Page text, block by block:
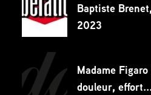
Baptiste
2023
Madame
douleur,